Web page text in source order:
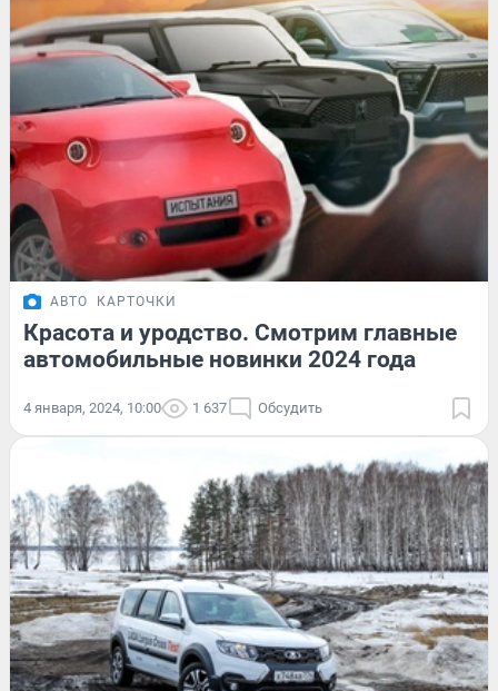
АВТО КАРТОЧКИ
Красота и уродство. Смотрим главные
автомобильные новинки 2024 года
4 января, 2024, 10:00 1 637 Обсудить